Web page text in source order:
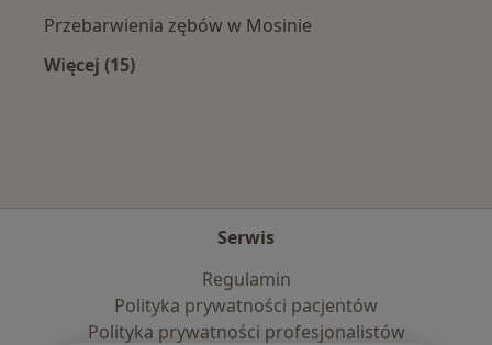
Przebarwienia zębów w Mosinie
Więcej (15)
Serwis
Regulamin
Polityka prywatności pacjentów
Polityka prywatności profesjonalistów